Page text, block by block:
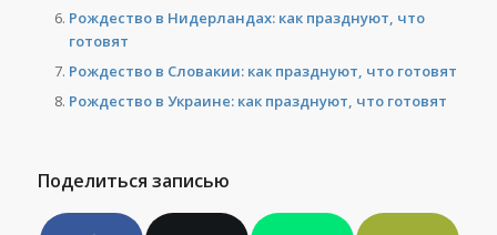
Рождество в Нидерландах: как празднуют, что
готовят
Рождество в Словакии: как празднуют, что готовят
Рождество в Украине: как празднуют, что готовят
Поделиться записью